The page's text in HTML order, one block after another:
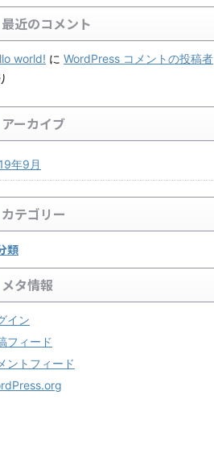
最近のコメント
world! に WordPress コメントの投稿者
アーカイブ
年9月
カテゴリー
類
メタ情報
イン
フィード
ントフィード